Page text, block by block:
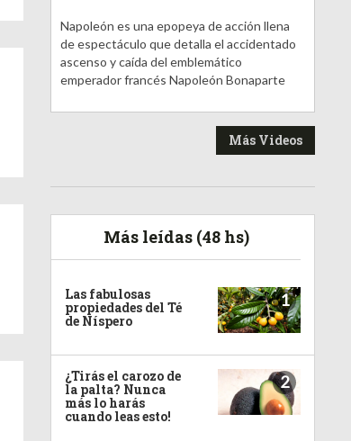
Napoleón es una epopeya de acción llena
de espectáculo que detalla el accidentado
ascenso y caída del emblemático
emperador francés Napoleón Bonaparte
Más Videos
Más leídas (48 hs)
Las fabulosas
propiedades del Té
de Níspero
1
¿Tirás el carozo de
la palta? Nunca
más lo harás
cuando leas esto!
2